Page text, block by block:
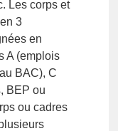
Les corps et
3
en
A (emplois
BAC), C
BEP ou
ou cadres